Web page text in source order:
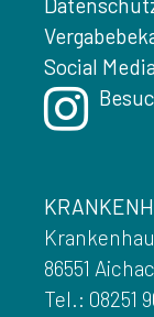
Social
86551
Tel.: 08251